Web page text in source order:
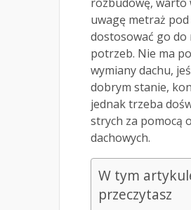
uwagę metraż pod
dostosować go do
potrzeb. Nie ma
wymiany dachu,
dobrym stanie,
jednak trzeba
strych za pomocą
dachowych.
W tym
przeczytasz